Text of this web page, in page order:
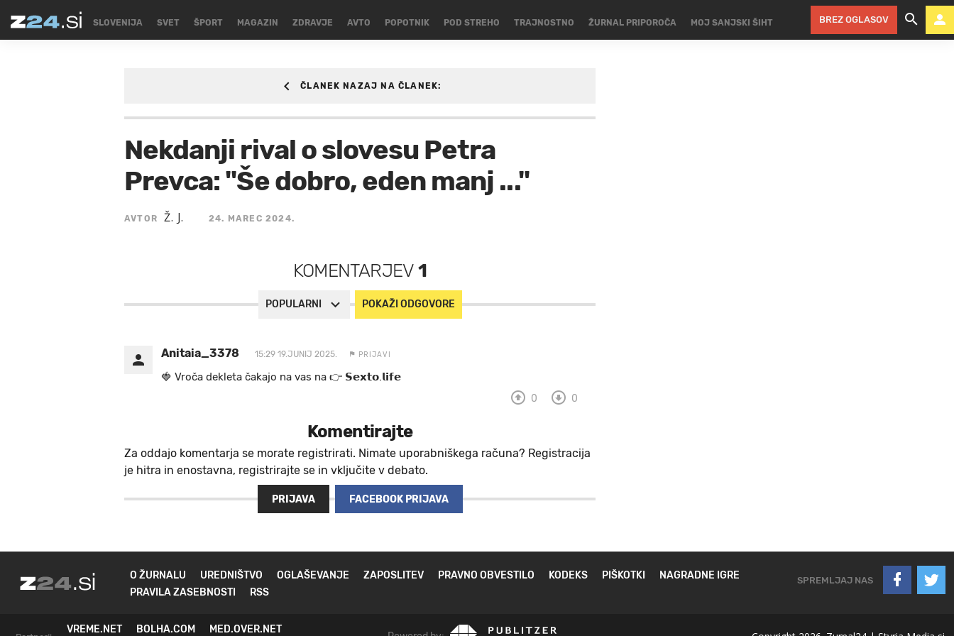
SLOVENIJA SVET ŠPORT MAGAZIN ZDRAVJE AVTO POPOTNIK POD STREHO TRAJNOSTNO ŽURNAL PRIPOROČA MOJ SANJSKI ŠIHT BREZ OGLASOV
/SPORT/ZIMSKI-SPORTI
Nekdanji rival o slovesu Petra
Prevca: "Še dobro, eden manj ..."
AVTOR Ž. J. 24. MAREC 2024.
ČLANEK NAZAJ NA ČLANEK:
KOMENTARJEV1
POPULARNI POKAŽI ODGOVORE
Anitaia_3378 15:29 19.JUNIJ 2025. PRIJAVI
🍓 V r o č a d e k l e t a ča k a jo na va s n a 👉 𝗦𝗲𝘅𝘁𝗼.𝗹𝗶𝗳𝗲
0 0
Komentirajte
Za oddajo komentarja se morate registrirati. Nimate uporabniškega računa? Registracija
je hitra in enostavna, registrirajte se in vključite v debato.
PRIJAVA FACEBOOK PRIJAVA
O ŽURNALU UREDNIŠTVO OGLAŠEVANJE ZAPOSLITEV PRAVNO OBVESTILO KODEKS PIŠKOTKI
NAGRADNE IGRE
PRAVILA ZASEBNOSTI
RSS
SPREMLJAJ NAS
VREME.NET BOLHA.COM MED.OVER.NET